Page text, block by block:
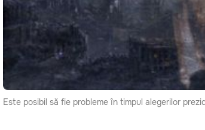
Este posibil să fie probleme în timpul alegerilor